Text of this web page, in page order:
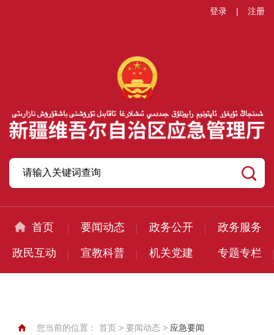
登录 | 注册
首页 要闻动态 政务公开 政务服务
政民互动 宣教科普 机关党建 专题专栏
您当前的位置： 首页 > 要闻动态 > 应急要闻